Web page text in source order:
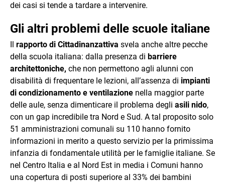
dei casi si tende a tardare a intervenire.
Gli altri problemi delle scuole italiane
rapporto di Cittadinanzattiva svela anche altre pecche
della scuola italiana: dalla presenza di barriere
architettoniche, che non permettono agli alunni con
disabilità di frequentare le lezioni, all’assenza di impianti
di condizionamento e ventilazione nella maggior parte
delle aule, senza dimenticare il problema degli asili nido,
con un gap incredibile tra Nord e Sud. A tal proposito solo
51 amministrazioni comunali su 110 hanno fornito
informazioni in merito a questo servizio per la primissima
infanzia di fondamentale utilità per le famiglie italiane. Se
nel Centro Italia e al Nord Est in media i Comuni hanno
una copertura di posti superiore al 33% dei bambini